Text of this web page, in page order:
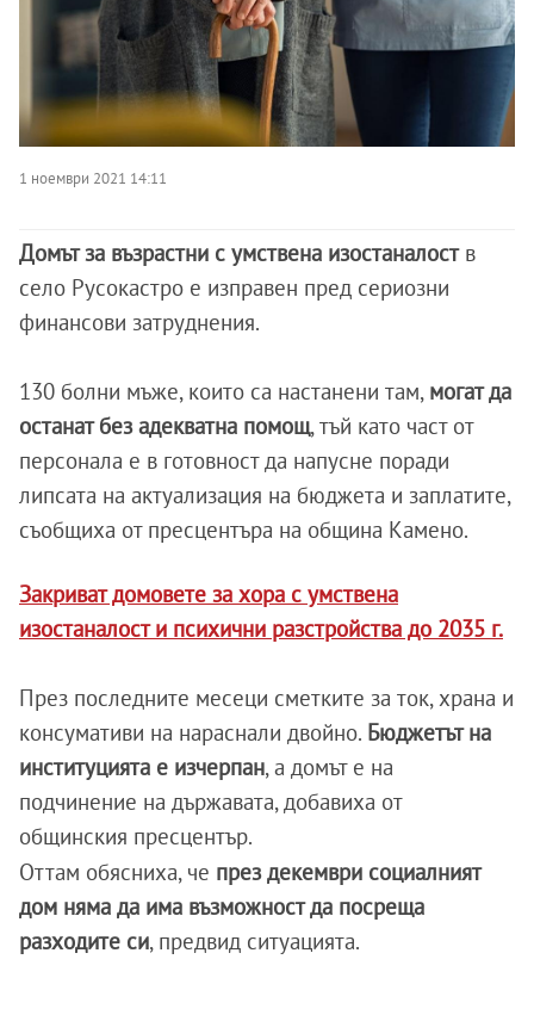
1 ноември 2021 14:11
Домът за възрастни с умствена изостаналоств
село Русокастро е изправен пред сериозни
финансови затруднения.
130 болни мъже, които са настанени там, могат да
останат без адекватна помощ, тъй като част от
персонала е в готовност да напусне поради
липсата на актуализация на бюджета и заплатите,
съобщиха от пресцентъра на община Камено.
Закриват домовете за хора с умствена
изостаналост и психични разстройства до 2035 г.
През последните месеци сметките за ток, храна и
консумативи на нараснали двойно. Бюджетът на
институцията е изчерпан, а домът е на
подчинение на държавата, добавиха от
общинския пресцентър.
Оттам обясниха, че през декември социалният
дом няма да има възможност да посреща
разходите си, предвид ситуацията.